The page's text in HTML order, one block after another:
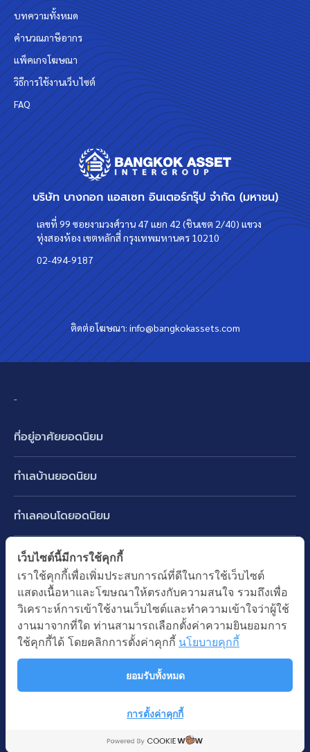
บริษัท บางกอก แอสเซท อินเตอร์กรุ๊ป จำกัด (มหาชน)
เลขที่ 99 ซอยงามวงศ์วาน 47 แยก 42 (ชินเขต 2/40) แขวง
ทุ่งสองห้อง เขตหลักสี่ กรุงเทพมหานคร 10210
02-494-9187
ติดต่อโฆษณา:info@bangkokassets.com
บทความทั้งหมด
คำนวณภาษีอากร
แพ็คเกจโฆษณา
วิธีการใช้งานเว็บไซต์
FAQ
-
ที่อยู่อาศัยยอดนิยม
ทาวน์เฮ้าส์ ทาวน์โฮม
คอนโดมิเนียม
อาคารพาณิชย์ ตึกแถว
ที่ดินเปล่า
อพาร์ทเม้นท์ หอพัก
ออฟฟิต สำนักงาน
โรงงาน โกดัง
โรงแรม รีสอร์ท
ทำเลบ้านยอดนิยม
บางนา รามคำแหง 2
ปทุมธานี รังสิต ลำลูกกา
นนทบุรี บางใหญ่ บางบัวทอง
ทำเลคอนโดยอดนิยม
พระราม 9
อ่อนนุช ปุณณวิถี
รัชดาภิเษก ห้วยขวาง
ห้าแยกลาดพร้าว
ทำเล BTS ยอดนิยม
BTS ทองหล่อ
BTS เอกมัย
BTS พร้อมพงษ์
BTS อ่อนนุช
ทำเล MRT ยอดนิยม
MRT เพชรบุรี
MRT พระราม 9
MRT พหลโยธิน
คำค้นยอดนิยม
บ้านมือสอง
ซื้อบ้าน ขายบ้าน
นโยบายการใช้คุกกี้
สงวนลิขสิทธิ โดยบริษัท บางกอก แอสเซท อินเตอร์กรุ๊ป จำกัด (มหาชน).
เว็บไซต์นี้มีการใช้คุกกี้
เราใช้คุกกี้เพื่อเพิ่มประสบการณ์ที่ดีในการใช้เว็บไซต์
แสดงเนื้อหาและโฆษณาให้ตรงกับความสนใจ รวมถึงเพื่อ
วิเคราะห์การเข้าใช้งานเว็บไซต์และทำความเข้าใจว่าผู้ใช้
งานมาจากที่ใด ท่านสามารถเลือกตั้งค่าความยินยอมการ
ใช้คุกกี้ได้ โดยคลิกการตั้งค่าคุกกี้ นโยบายคุกกี้
ยอมรับทั้งหมด
การตั้งค่าคุกกี้